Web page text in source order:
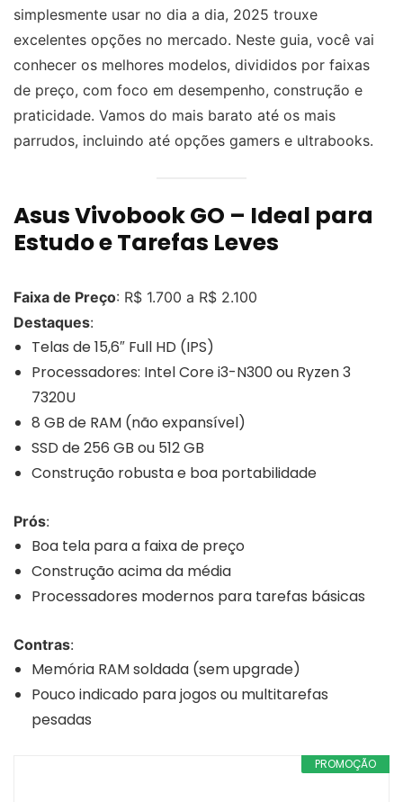
simplesmente usar no dia a dia, 2025 trouxe
excelentes opções no mercado. Neste guia, você vai
conhecer os melhores modelos, divididos por faixas
de preço, com foco em desempenho, construção e
praticidade. Vamos do mais barato até os mais
parrudos, incluindo até opções gamers e ultrabooks.
Asus Vivobook GO – Ideal para
Estudo e Tarefas Leves
Faixa de Preço: R$ 1.700 a R$ 2.100
Destaques:
Telas de 15,6″ Full HD (IPS)
Processadores: Intel Core i3-N300 ou Ryzen 3
7320U
8 GB de RAM (não expansível)
SSD de 256 GB ou 512 GB
Construção robusta e boa portabilidade
Prós:
Boa tela para a faixa de preço
Construção acima da média
Processadores modernos para tarefas básicas
Contras:
Memória RAM soldada (sem upgrade)
Pouco indicado para jogos ou multitarefas
pesadas
PROMOÇÃO